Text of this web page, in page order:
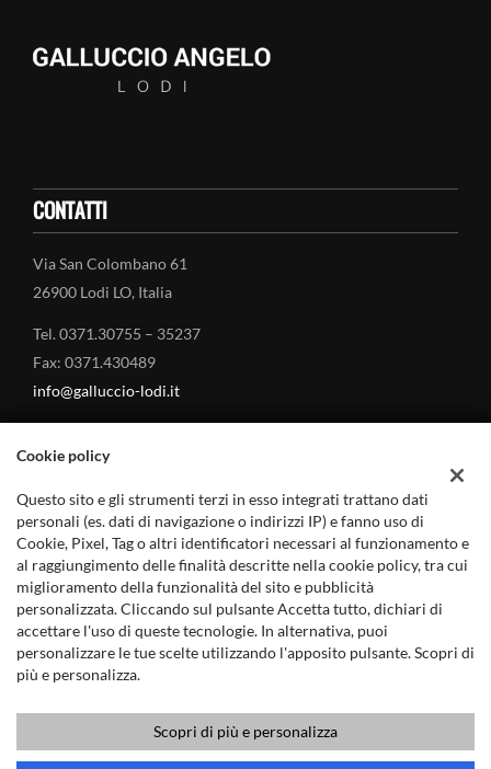
CONTATTI
Via San Colombano 61
26900 Lodi LO, Italia
Tel. 0371.30755 – 35237
Fax: 0371.430489
info@galluccio-lodi.it
MARCHI TRATTATI
Land Rover – Concessionario a Lodi
Jaguar – Concessionario a Lodi
Mitsubishi Auto – Concessionario a Lodi
Copyright © 2019 - GALLUCCIO ANGELO s.r.l. - P.IVA 12432110158
Cookie policy
Questo sito e gli strumenti terzi in esso integrati trattano dati
personali (es. dati di navigazione o indirizzi IP) e fanno uso di
Cookie, Pixel, Tag o altri identificatori necessari al funzionamento e
al raggiungimento delle finalità descritte nella cookie policy, tra cui
miglioramento della funzionalità del sito e pubblicità
personalizzata. Cliccando sul pulsante Accetta tutto, dichiari di
accettare l'uso di queste tecnologie. In alternativa, puoi
personalizzare le tue scelte utilizzando l'apposito pulsante. Scopri di
più e personalizza.
Scopri di più e personalizza